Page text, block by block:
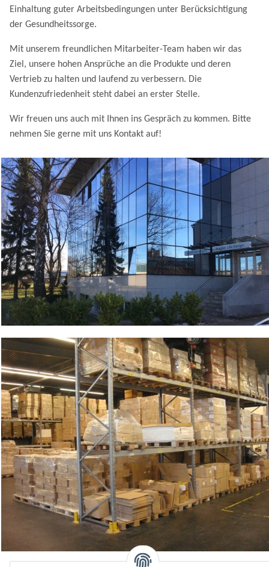
Einhaltung guter Arbeitsbedingungen unter Berücksichtigung
der Gesundheitssorge.
Mit unserem freundlichen Mitarbeiter-Team haben wir das
Ziel, unsere hohen Ansprüche an die Produkte und deren
Vertrieb zu halten und laufend zu verbessern. Die
Kundenzufriedenheit steht dabei an erster Stelle.
Wir freuen uns auch mit Ihnen ins Gespräch zu kommen. Bitte
nehmen Sie gerne mit uns Kontakt auf!